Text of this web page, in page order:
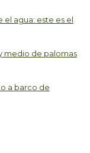
el agua: este es el
medio de palomas
a barco de